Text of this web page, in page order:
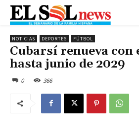
NOTICIAS DEPORTES FÚTBOL
Cubarsí renueva con
hasta junio de 2029
0 366